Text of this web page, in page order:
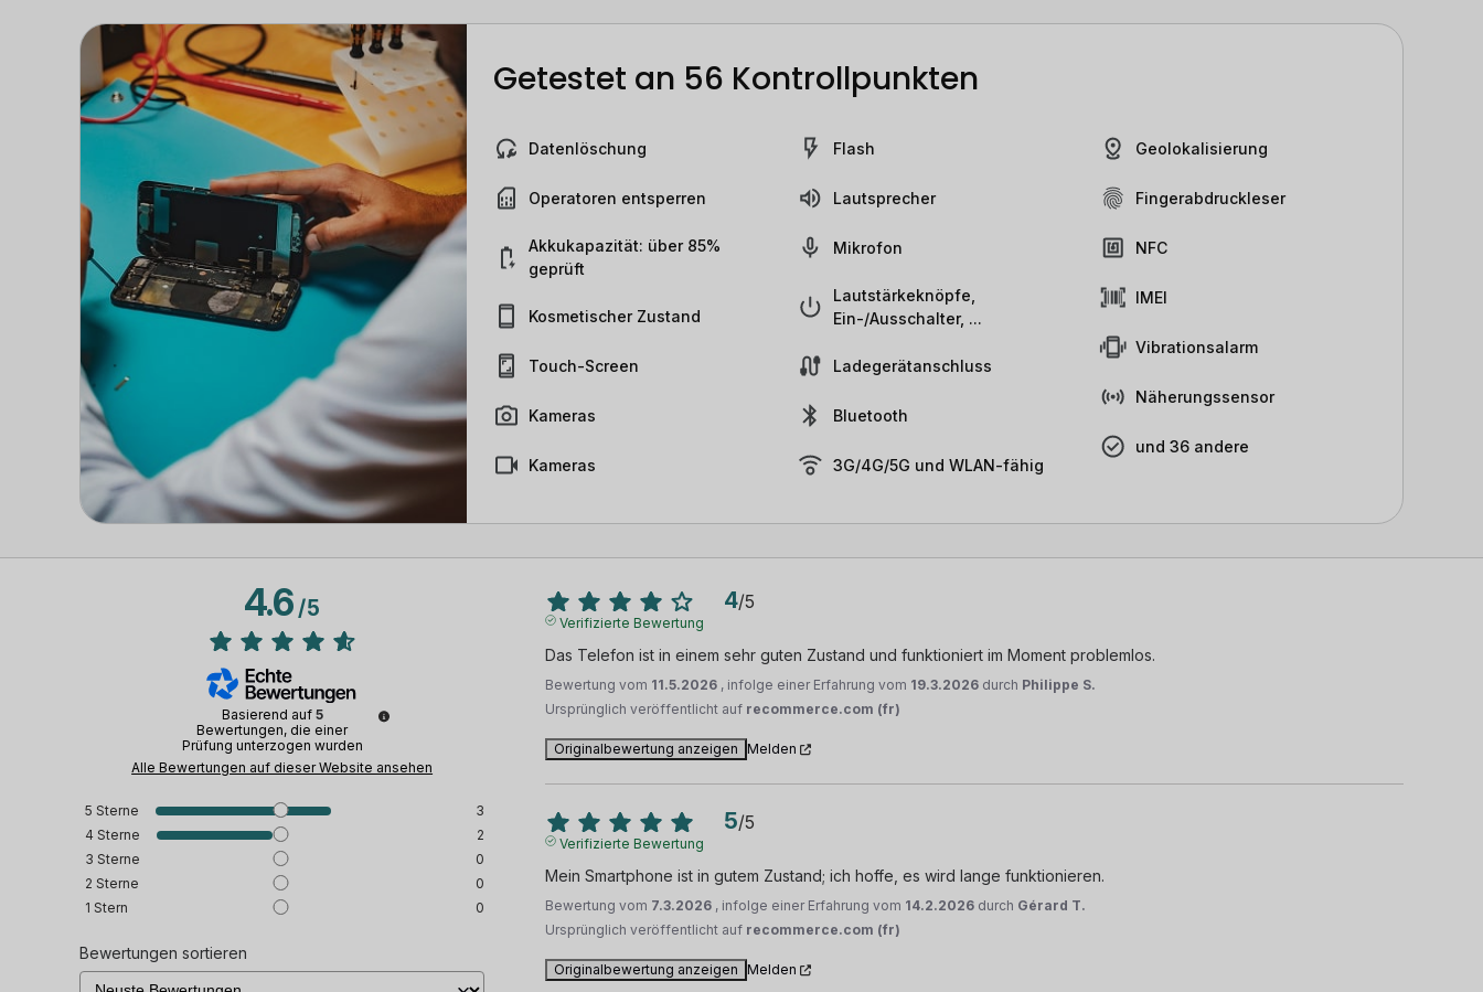
Getestet an 56 Kontrollpunkten
Datenlöschung
Operatoren entsperren
Akkukapazität: über 85%
geprüft
Kosmetischer Zustand
Touch-Screen
Kameras
Kameras
Flash
Lautsprecher
Mikrofon
Lautstärkeknöpfe,
Ein-/Ausschalter, ...
Ladegerätanschluss
Bluetooth
3G/4G/5G und WLAN-fähig
Geolokalisierung
Fingerabdruckleser
NFC
IMEI
Vibrationsalarm
Näherungssensor
und 36 andere
4.6/5
Basierend auf 5
Bewertungen, die einer
Prüfung unterzogen wurden
Alle Bewertungen auf dieser Website ansehen
5 Sterne
3
4 Sterne
2
3 Sterne
0
2 Sterne
0
1 Stern 0
Bewertungen sortieren
4/5
Verifizierte Bewertung
Das Telefon ist in einem sehr guten Zustand und funktioniert im Moment problemlos.
Bewertung vom 11.5.2026 , infolge einer Erfahrung vom 19.3.2026 durch Philippe S.
Ursprünglich veröffentlicht auf recommerce.com (fr)
Originalbewertung anzeigen Melden
5/5
Verifizierte Bewertung
Mein Smartphone ist in gutem Zustand; ich hoffe, es wird lange funktionieren.
Bewertung vom 7.3.2026 , infolge einer Erfahrung vom 14.2.2026 durch Gérard T.
Ursprünglich veröffentlicht auf recommerce.com (fr)
Originalbewertung anzeigen Melden